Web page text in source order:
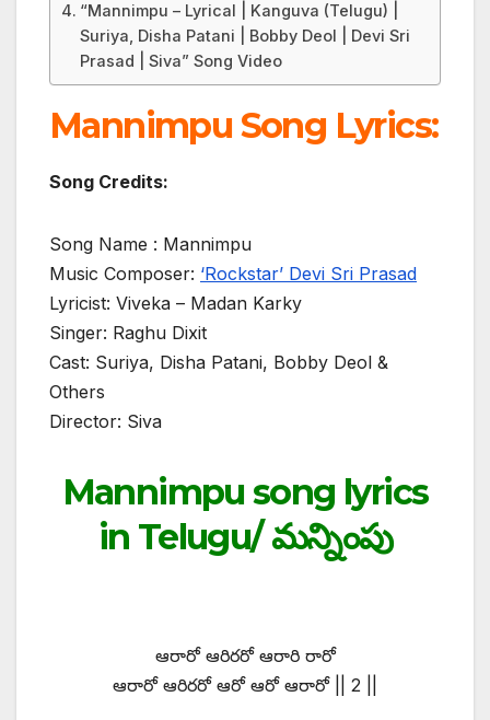
“Mannimpu – Lyrical | Kanguva (Telugu) |
Suriya, Disha Patani | Bobby Deol | Devi Sri
Prasad | Siva” Song Video
Mannimpu Song Lyrics:
Song Credits:
Song Name : Mannimpu
Music Composer: ‘Rockstar’ Devi Sri Prasad
Lyricist: Viveka – Madan Karky
Singer: Raghu Dixit
Cast: Suriya, Disha Patani, Bobby Deol &
Others
Director: Siva
Mannimpu song lyrics
in Telugu/ మన్నింపు
ఆరారో ఆరిరరో ఆరారి రారో
ఆరారో ఆరిరరో ఆరో ఆరో ఆరారో || 2 ||